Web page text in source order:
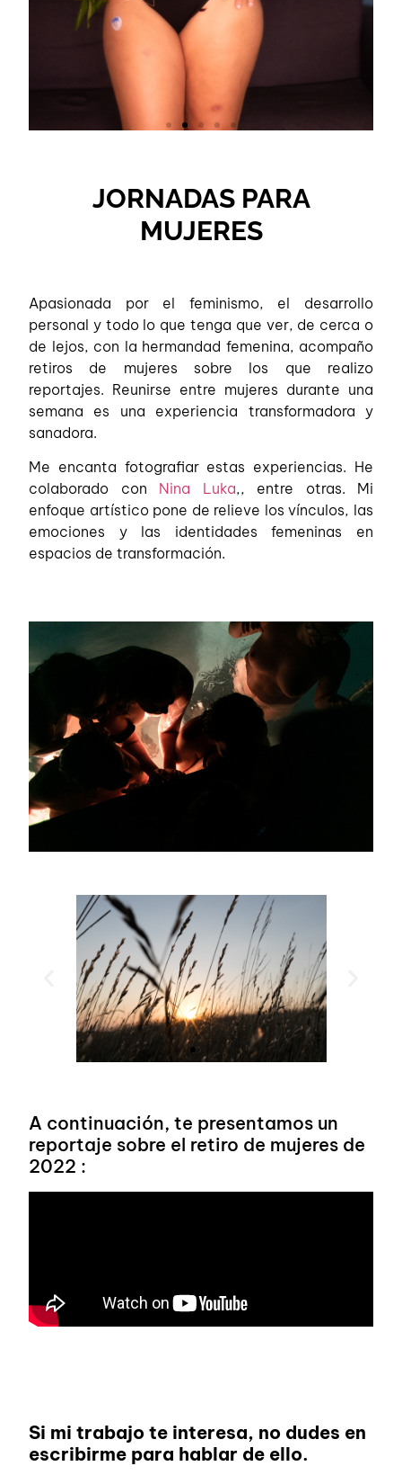
JORNADAS PARA
MUJERES
Apasionada por el feminismo, el desarrollo
personal y todo lo que tenga que ver, de cerca o
de lejos, con la hermandad femenina, acompaño
retiros de mujeres sobre los que realizo
reportajes. Reunirse entre mujeres durante una
semana es una experiencia transformadora y
sanadora.
Me encanta fotografiar estas experiencias. He
colaborado con Nina Luka,, entre otras. Mi
enfoque artístico pone de relieve los vínculos, las
emociones y las identidades femeninas en
espacios de transformación.
A continuación, te presentamos un
reportaje sobre el retiro de mujeres de
2022 :
Si mi trabajo te interesa, no dudes en
escribirme para hablar de ello.